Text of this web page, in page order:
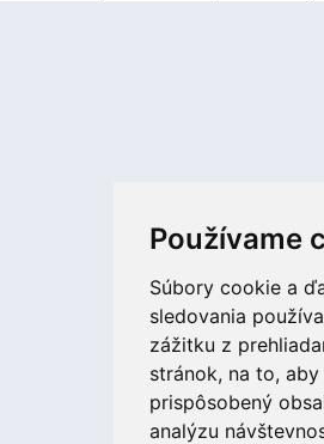
Používame
Súbory cookie a
sledovania
zážitku z
stránok, na to,
prispôsobený
analýzu